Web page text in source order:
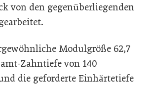
von den gegenüberliegenden
Modulgröße 62,7
Zahntiefe von 140
die geforderte Einhärtetiefe